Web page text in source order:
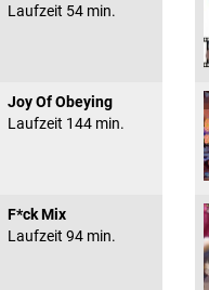
Laufzeit 54 min.
Joy Of Obeying
Laufzeit 144 min.
F*ck Mix
Laufzeit 94 min.